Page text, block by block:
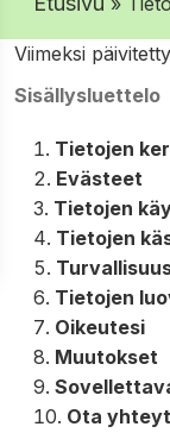
Viimeksi
Sisällysluettelo
Tietojen
Evästeet
Tietojen
Tietojen
Tietojen
Oikeutesi
Muutokset
Ota